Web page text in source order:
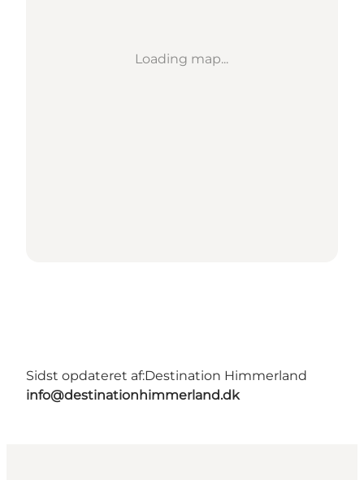
Loading map...
Sidst opdateret af:Destination Himmerland
info@destinationhimmerland.dk